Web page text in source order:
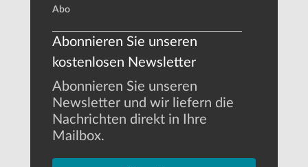
Abo
Abonnieren Sie unseren
kostenlosen Newsletter
Abonnieren Sie unseren
Newsletter und wir liefern die
Nachrichten direkt in Ihre
Mailbox.